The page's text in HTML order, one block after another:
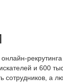
рекрутинга
и 600
сотрудников, а